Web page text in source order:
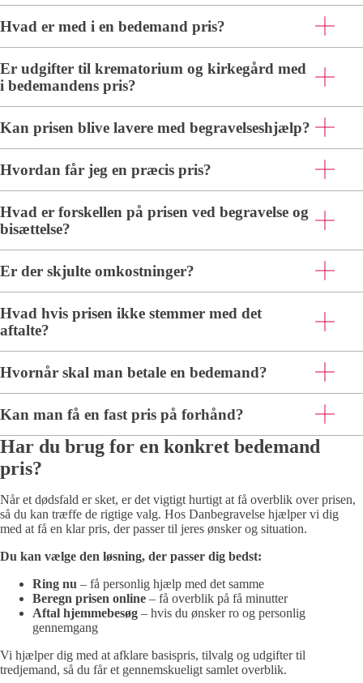
Hvad er med i en bedemand pris?
Er udgifter til krematorium og kirkegård med
i bedemandens pris?
Kan prisen blive lavere med begravelseshjælp?
Hvordan får jeg en præcis pris?
Hvad er forskellen på prisen ved begravelse og
bisættelse?
Er der skjulte omkostninger?
Hvad hvis prisen ikke stemmer med det
aftalte?
Hvornår skal man betale en bedemand?
Kan man få en fast pris på forhånd?
Har du brug for en konkret bedemand
pris?
Når et dødsfald er sket, er det vigtigt hurtigt at få overblik over prisen,
så du kan træffe de rigtige valg. Hos Danbegravelse hjælper vi dig
med at få en klar pris, der passer til jeres ønsker og situation.
Du kan vælge den løsning, der passer dig bedst:
Ring nu – få personlig hjælp med det samme
Beregn prisen online – få overblik på få minutter
Aftal hjemmebesøg – hvis du ønsker ro og personlig
gennemgang
Vi hjælper dig med at afklare basispris, tilvalg og udgifter til
tredjemand, så du får et gennemskueligt samlet overblik.